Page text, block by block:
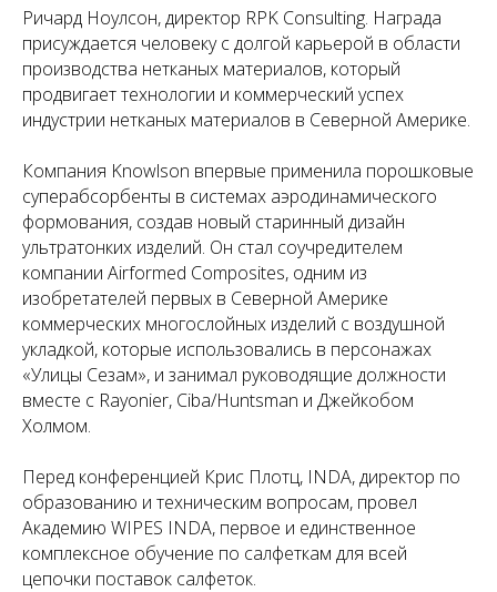
Ричард Ноулсон, директор RPK Consulting. Награда
присуждается человеку с долгой карьерой в области
производства нетканых материалов, который
продвигает технологии и коммерческий успех
индустрии нетканых материалов в Северной Америке.
Компания Knowlson впервые применила порошковые
суперабсорбенты в системах аэродинамического
формования, создав новый старинный дизайн
ультратонких изделий. Он стал соучредителем
компании Airformed Composites, одним из
изобретателей первых в Северной Америке
коммерческих многослойных изделий с воздушной
укладкой, которые использовались в персонажах
«Улицы Сезам», и занимал руководящие должности
вместе с Rayonier, Ciba/Huntsman и Джейкобом
Холмом.
Перед конференцией Крис Плотц, INDA, директор по
образованию и техническим вопросам, провел
Академию WIPES INDA, первое и единственное
комплексное обучение по салфеткам для всей
цепочки поставок салфеток.